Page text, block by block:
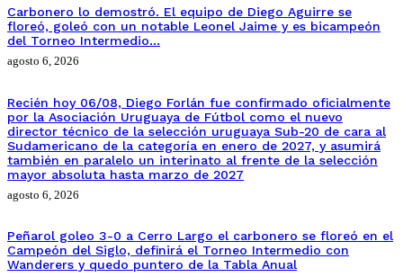
Carbonero lo demostró. El equipo de Diego Aguirre se
floreó, goleó con un notable Leonel Jaime y es bicampeón
del Torneo Intermedio…
agosto 6, 2026
Recién hoy 06/08, Diego Forlán fue confirmado oficialmente
por la Asociación Uruguaya de Fútbol como el nuevo
director técnico de la selección uruguaya Sub-20 de cara al
Sudamericano de la categoría en enero de 2027, y asumirá
también en paralelo un interinato al frente de la selección
mayor absoluta hasta marzo de 2027
agosto 6, 2026
Peñarol goleo 3-0 a Cerro Largo el carbonero se floreó en el
Campeón del Siglo, definirá el Torneo Intermedio con
Wanderers y quedo puntero de la Tabla Anual